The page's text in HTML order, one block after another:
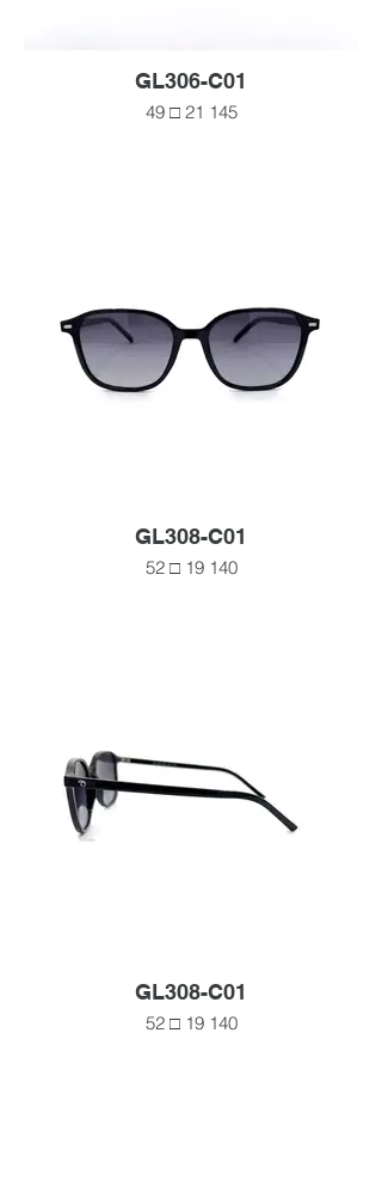
GL306-C01
49 □ 21 145
GL308-C01
52 □ 19 140
GL308-C01
52 □ 19 140